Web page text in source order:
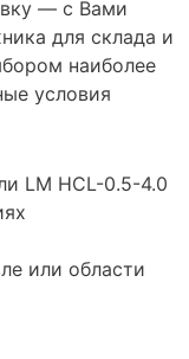
— с Вами
для склада и
наиболее
условия
LM HCL-0.5-4.0
или области